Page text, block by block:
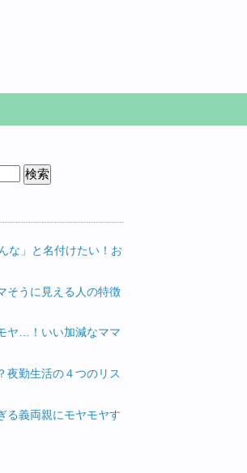
な」と名付けたい！お
そうに見える人の特徴
ヤ…！いい加減なママ
夜勤生活の４つのリス
る義両親にモヤモヤす